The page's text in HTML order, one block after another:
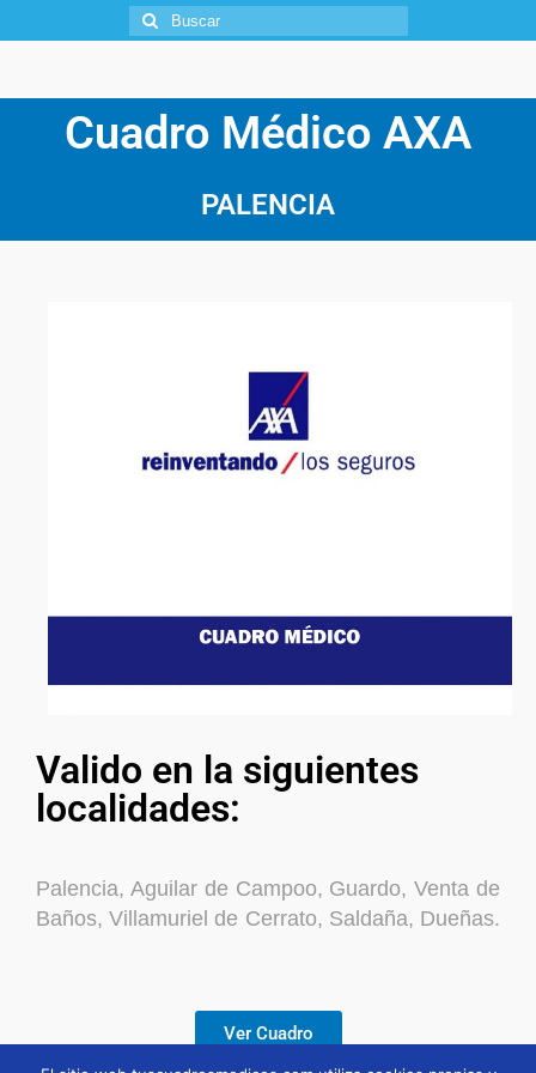
Cuadro Médico AXA
PALENCIA
Valido en la siguientes
localidades:
Palencia, Aguilar de Campoo, Guardo, Venta de
Baños, Villamuriel de Cerrato, Saldaña, Dueñas.
Ver Cuadro